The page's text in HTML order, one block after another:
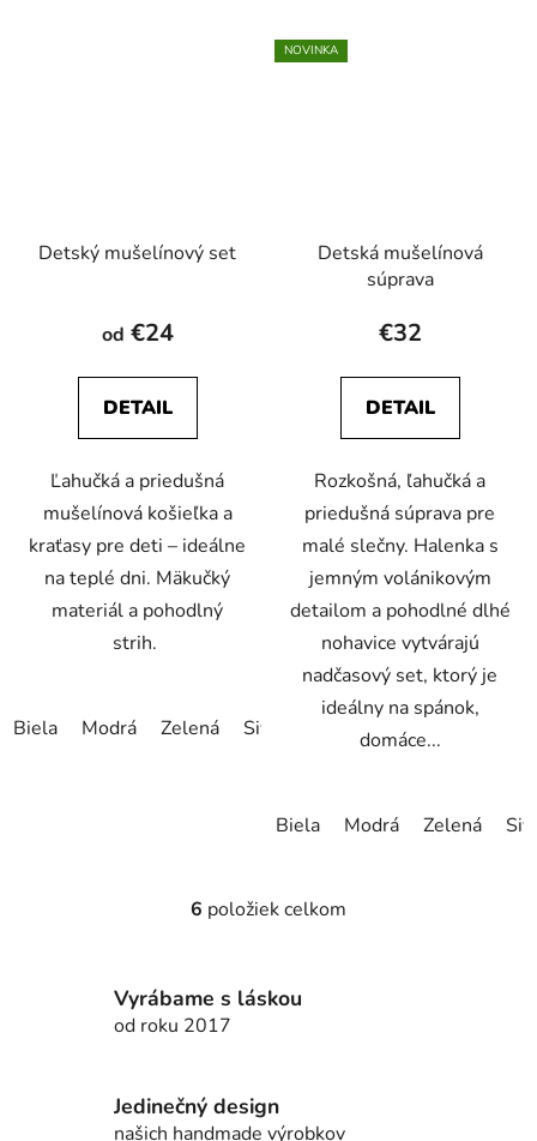
Detský mušelínový set
od €24
DETAIL
Ľahučká a priedušná
mušelínová košieľka a
kraťasy pre deti – ideálne
na teplé dni. Mäkučký
materiál a pohodlný
strih.
Biela Modrá Zelená Sivá Tyrkysová zelená
NOVINKA
Detská mušelínová
súprava
€32
DETAIL
Rozkošná, ľahučká a
priedušná súprava pre
malé slečny. Halenka s
jemným volánikovým
detailom a pohodlné dlhé
nohavice vytvárajú
nadčasový set, ktorý je
ideálny na spánok,
domáce...
Biela Modrá Zelená
O
á
i
e
6 položiek celkom
Vyrábame s láskou
od roku 2017
Jedinečný design
našich handmade výrobkov